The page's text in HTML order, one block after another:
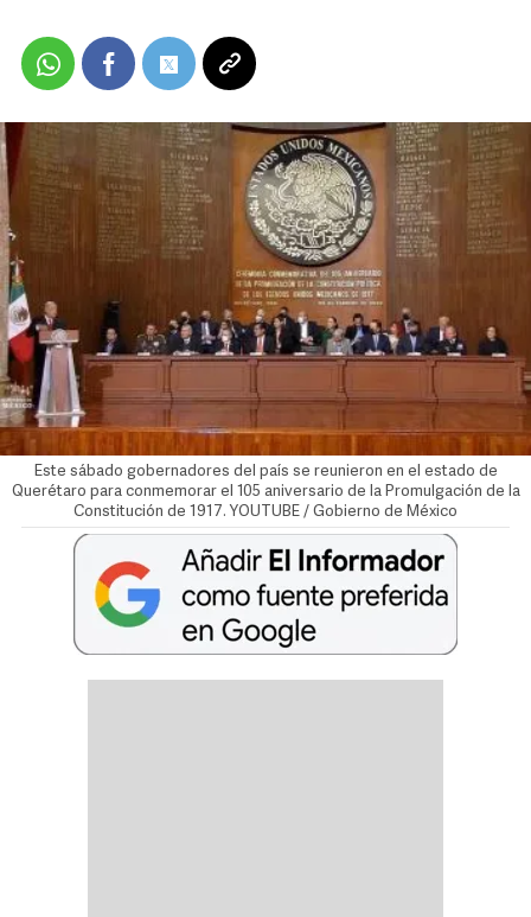
Este sábado gobernadores del país se reunieron en el estado de
Querétaro para conmemorar el 105 aniversario de la Promulgación de la
Constitución de 1917. YOUTUBE / Gobierno de México